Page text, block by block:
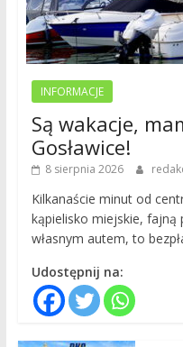
INFORMACJE
Są wakacje,
Gosławice!
8 sierpnia 2026
Kilkanaście minut od
kąpielisko miejskie, fajną
własnym autem, to
Udostępnij na: